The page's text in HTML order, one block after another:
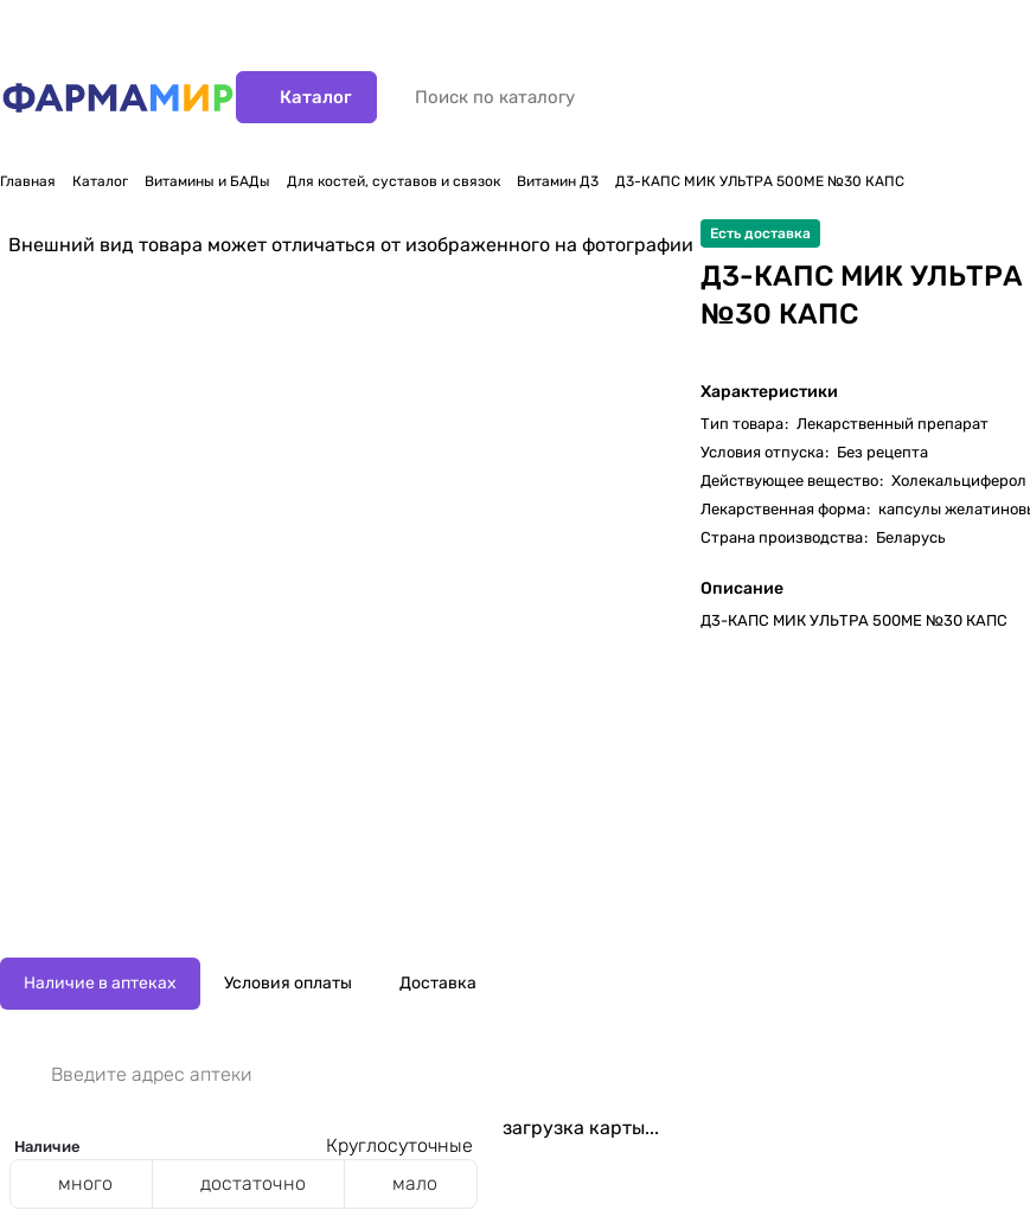
Каталог
Главная Каталог Витамины и БАДы Для костей, суставов и связок Витамин Д3 Д3-КАПС МИК УЛЬТРА 500МЕ №30 КАПС
Внешний вид товара может отличаться от изображенного на фотографии Есть доставка
Д3-КАПС МИК УЛЬТРА
№30 КАПС
Характеристики
Тип товара: Лекарственный препарат
Условия отпуска: Без рецепта
Действующее вещество: Холекальциферол
Лекарственная форма: капсулы
Страна производства: Беларусь
Описание
Д3-КАПС МИК УЛЬТРА 500МЕ №30 КАПС
Наличие в аптеках Условия оплаты Доставка
Наличие
Круглосуточные
много
достаточно мало
загрузка карты...